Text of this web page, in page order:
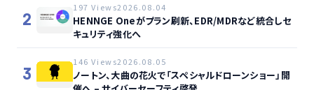
2
197 Views2026.08.04
HENNGE Oneがプラン刷新、EDR/MDRなど統合しセ
キュリティ強化へ
3
146 Views2026.08.05
ノートン、大曲の花火で「スペシャルドローンショー」開